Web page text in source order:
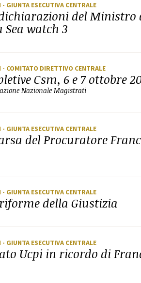
- GIUNTA ESECUTIVA CENTRALE
del Ministro
watch 3
- COMITATO DIRETTIVO CENTRALE
Csm, 6 e 7 ottobre
Nazionale Magistrati
- GIUNTA ESECUTIVA CENTRALE
del Procuratore
- GIUNTA ESECUTIVA CENTRALE
della Giustizia
- GIUNTA ESECUTIVA CENTRALE
Ucpi in ricordo di